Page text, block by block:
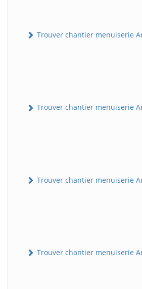
Trouver chantier menuiserie
Trouver chantier menuiserie
Trouver chantier menuiserie
Trouver chantier menuiserie